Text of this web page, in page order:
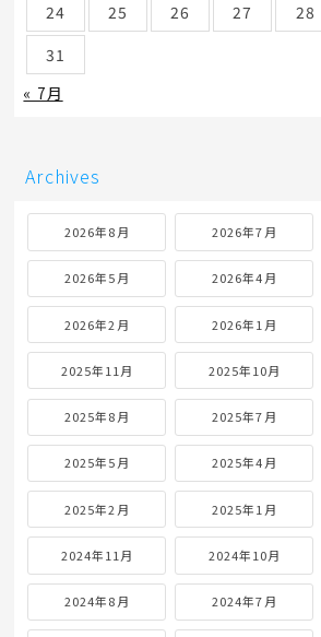
24 25 26 27 28
31
« 7月
Archives
2026年8月 2026年7月
2026年5月 2026年4月
2026年2月 2026年1月
2025年11月 2025年10月
2025年8月 2025年7月
2025年5月 2025年4月
2025年2月 2025年1月
2024年11月 2024年10月
2024年8月 2024年7月